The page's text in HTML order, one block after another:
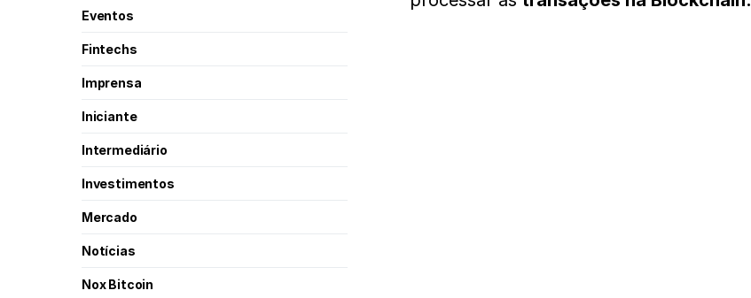
Eventos
Fintechs
Imprensa
Iniciante
Intermediário
Investimentos
Mercado
Notícias
Nox Bitcoin